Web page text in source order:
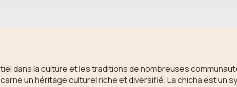
dans la culture et les traditions de nombreuses
un héritage culturel riche et diversifié. La chicha est un